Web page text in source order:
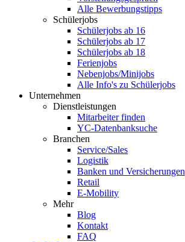
Alle Bewerbungstipps
Schülerjobs
Schülerjobs ab 16
Schülerjobs ab 17
Schülerjobs ab 18
Ferienjobs
Nebenjobs/Minijobs
Alle Info's zu Schülerjobs
Unternehmen
Dienstleistungen
Mitarbeiter finden
YC-Datenbanksuche
Branchen
Service/Sales
Logistik
Banken und Versicherungen
Retail
E-Mobility
Mehr
Blog
Kontakt
FAQ